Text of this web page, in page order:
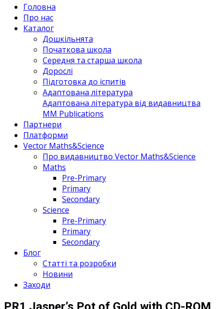
Головна
Про нас
Каталог
Дошкільнята
Початкова школа
Середня та старша школа
Дорослі
Підготовка до іспитів
Адаптована література
Адаптована література від видавництва
MM Publications
Партнери
Платформи
Vector Maths&Science
Про видавництво Vector Maths&Science
Maths
Pre-Primary
Primary
Secondary
Science
Pre-Primary
Primary
Secondary
Блог
Статті та розробки
Новини
Заходи